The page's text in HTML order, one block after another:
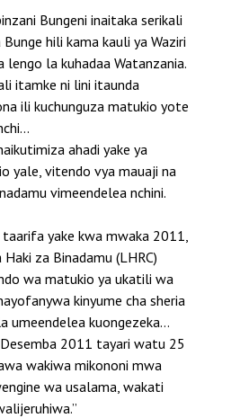
Bungeni inaitaka serikali
hili kama kauli ya Waziri
la kuhadaa Watanzania.
itamke ni lini itaunda
ili kuchunguza matukio yote
ahadi yake ya
yale, vitendo vya mauaji na
vimeendelea nchini.
yake kwa mwaka 2011,
za Binadamu (LHRC)
wa matukio ya ukatili wa
kinyume cha sheria
umeendelea kuongezeka…
2011 tayari watu 25
wakiwa mikononi mwa
wa usalama, wakati